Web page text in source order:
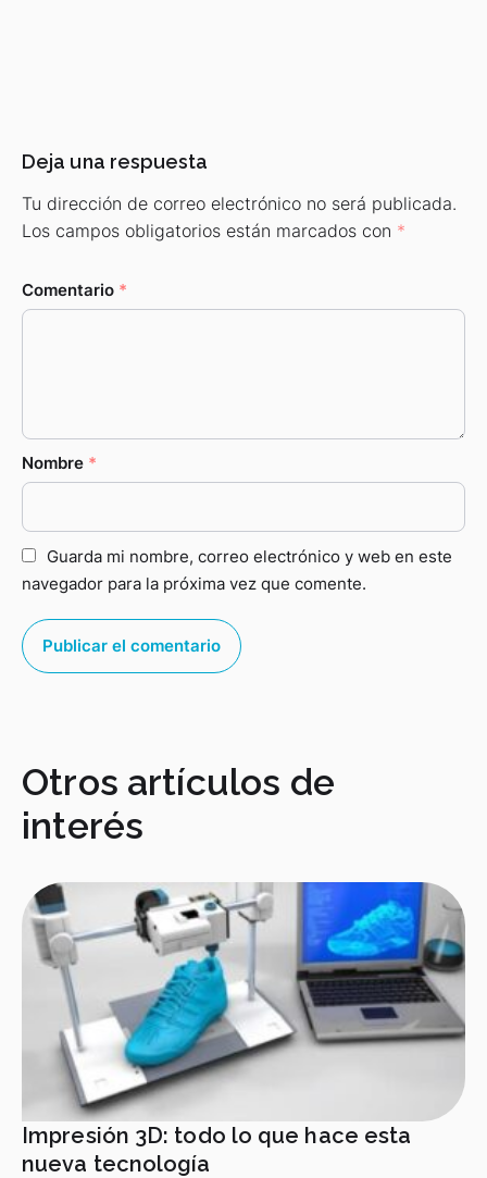
Deja una respuesta
Tu dirección de correo electrónico no será publicada.
Los campos obligatorios están marcados con *
Comentario *
Nombre *
Guarda mi nombre, correo electrónico y web en este
navegador para la próxima vez que comente.
Otros artículos de
interés
Impresión 3D: todo lo que hace esta
nueva tecnología